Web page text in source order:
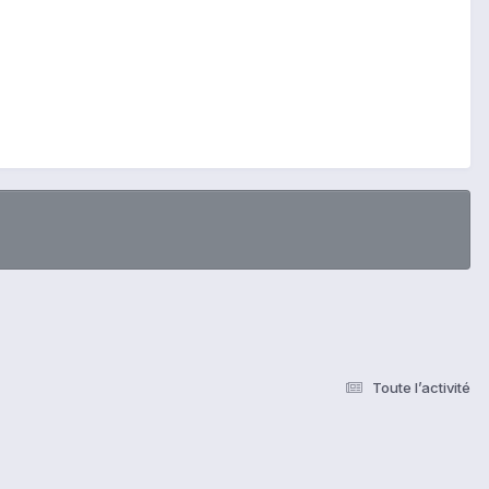
Toute l’activité